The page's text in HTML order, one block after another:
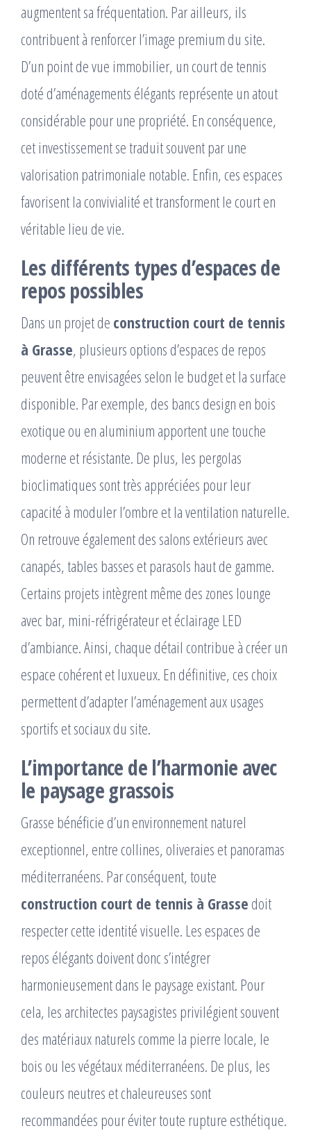
augmentent sa fréquentation. Par ailleurs, ils
contribuent à renforcer l’image premium du site.
D’un point de vue immobilier, un court de tennis
doté d’aménagements élégants représente un atout
considérable pour une propriété. En conséquence,
cet investissement se traduit souvent par une
valorisation patrimoniale notable. Enfin, ces espaces
favorisent la convivialité et transforment le court en
véritable lieu de vie.
Les différents types d’espaces de
repos possibles
Dans un projet de construction court de tennis
à Grasse, plusieurs options d’espaces de repos
peuvent être envisagées selon le budget et la surface
disponible. Par exemple, des bancs design en bois
exotique ou en aluminium apportent une touche
moderne et résistante. De plus, les pergolas
bioclimatiques sont très appréciées pour leur
capacité à moduler l’ombre et la ventilation naturelle.
On retrouve également des salons extérieurs avec
canapés, tables basses et parasols haut de gamme.
Certains projets intègrent même des zones lounge
avec bar, mini-réfrigérateur et éclairage LED
d’ambiance. Ainsi, chaque détail contribue à créer un
espace cohérent et luxueux. En définitive, ces choix
permettent d’adapter l’aménagement aux usages
sportifs et sociaux du site.
L’importance de l’harmonie avec
le paysage grassois
Grasse bénéficie d’un environnement naturel
exceptionnel, entre collines, oliveraies et panoramas
méditerranéens. Par conséquent, toute
construction court de tennis à Grasse doit
respecter cette identité visuelle. Les espaces de
repos élégants doivent donc s’intégrer
harmonieusement dans le paysage existant. Pour
cela, les architectes paysagistes privilégient souvent
des matériaux naturels comme la pierre locale, le
bois ou les végétaux méditerranéens. De plus, les
couleurs neutres et chaleureuses sont
recommandées pour éviter toute rupture esthétique.